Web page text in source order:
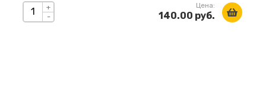
+
-
Цена:
140.00 руб.